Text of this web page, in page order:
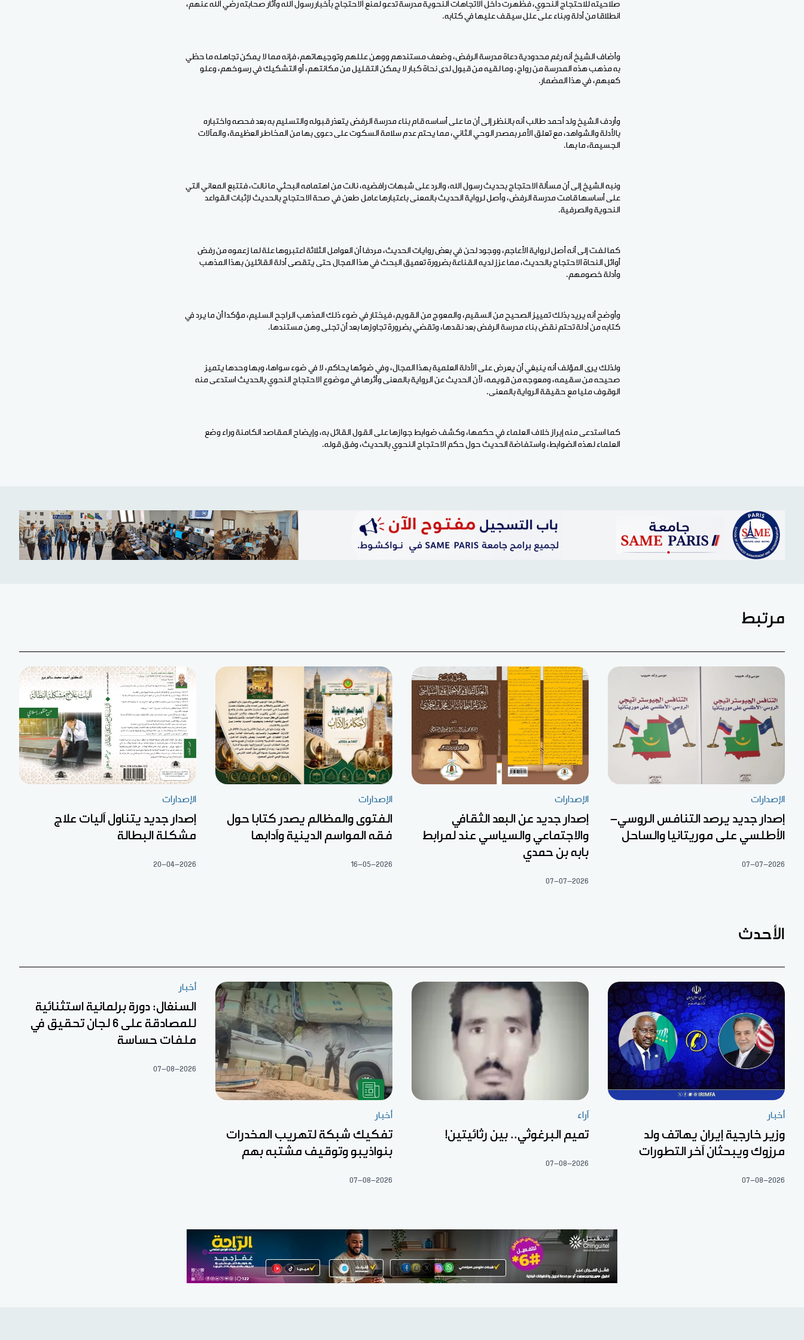
صلاحيته للاحتجاج النحوي، فظهرت داخل الاتجاهات النحوية مدرسة تدعو لمنع الاحتجاج بأخبار رسول الله وآثار صحابته رضي الله عنهم،
انطلاقا من أدلة وبناء على علل سيقف عليها في كتابه.
وأضاف الشيخ أنه رغم محدودية دعاة مدرسة الرفض، وضعف مستندهم ووهن عللهم وتوجيهاتهم، فإنه مما لا يمكن تجاهله ما حظي
به مذهب هذه المدرسة من رواج، وما لقيه من قبول لدى نحاة كبار لا يمكن التقليل من مكانتهم، أو التشكيك في رسوخهم، وعلو
كعبهم، في هذا المضمار.
وأردف الشيخ ولد أحمد طالب أنه بالنظر إلى أن ما على أساسه قام بناء مدرسة الرفض يتعذر قبوله والتسليم به بعد فحصه واختباره
بالأدلة والشواهد، مع تعلق الأمر بمصدر الوحي الثاني، مما يحتم عدم سلامة السكوت على دعوى بها من المخاطر العظيمة، والمآلات
الجسيمة، ما بها.
ونبه الشيخ إلى أن مسألة الاحتجاج بحديث رسول الله، والرد على شبهات رافضيه، نالت من اهتمامه البحثي ما نالت، فتتبع المعاني التي
على أساسها قامت مدرسة الرفض، وأصل لرواية الحديث بالمعنى باعتبارها عامل طعن في صحة الاحتجاج بالحديث لإثبات القواعد
النحوية والصرفية.
كما لفت إلى أنه أصل لرواية الأعاجم، ووجود لحن في بعض روايات الحديث، مردفا أن العوامل الثلاثة اعتبروها علة لما زعموه من رفض
أوائل النحاة الاحتجاج بالحديث، مما عزز لديه القناعة بضرورة تعميق البحث في هذا المجال حتى يتقصى أدلة القائلين بهذا المذهب
وأدلة خصومهم.
وأوضح أنه يريد بذلك تمييز الصحيح من السقيم، والمعوج من القويم، فيختار في ضوء ذلك المذهب الراجح السليم، مؤكدا أن ما يرد في
كتابه من أدلة تحتم نقض بناء مدرسة الرفض بعد نقدها، وتقضي بضرورة تجاوزها بعد أن تجلى وهن مستندها.
ولذلك يرى المؤلف أنه ينبغي أن يعرض على الأدلة العلمية بهذا المجال، وفي ضوئها يحاكم، لا في ضوء سواها، وبها وحدها يتميز
صحيحه من سقيمه، ومعوجه من قويمه، لأن الحديث عن الرواية بالمعنى وأثرها في موضوع الاحتجاج النحوي بالحديث استدعى منه
الوقوف مليا مع حقيقة الرواية بالمعنى.
كما استدعى منه إبراز خلاف العلماء في حكمها، وكشف ضوابط جوازها على القول القائل به، وإيضاح المقاصد الكامنة وراء وضع
العلماء لهذه الضوابط، واستفاضة الحديث حول حكم الاحتجاج النحوي بالحديث، وفق قوله.
مرتبط
الإصدارات
إصدار جديد يرصد التنافس الروسي-
الأطلسي على موريتانيا والساحل
07-07-2026
الإصدارات
إصدار جديد عن البعد الثقافي
والاجتماعي والسياسي عند لمرابط
بابه بن حمدي
07-07-2026
الإصدارات
الفتوى والمظالم يصدر كتابا حول
فقه المواسم الدينية وآدابها
16-05-2026
الإصدارات
إصدار جديد يتناول آليات علاج
مشكلة البطالة
20-04-2026
الأحدث
أخبار
وزير خارجية إيران يهاتف ولد
مرزوك ويبحثان آخر التطورات
07-08-2026
آراء
تميم البرغوثي.. بين رثائيتين!
07-08-2026
أخبار
تفكيك شبكة لتهريب المخدرات
بنواذيبو وتوقيف مشتبه بهم
07-08-2026
أخبار
السنغال: دورة برلمانية استثنائية
للمصادقة على 6 لجان تحقيق في
ملفات حساسة
07-08-2026